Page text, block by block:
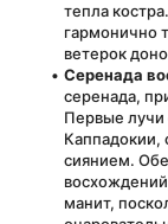
тепла
гармонично
ветерок
Серенада
серенада,
Первые
Каппадокии,
сиянием.
манит,